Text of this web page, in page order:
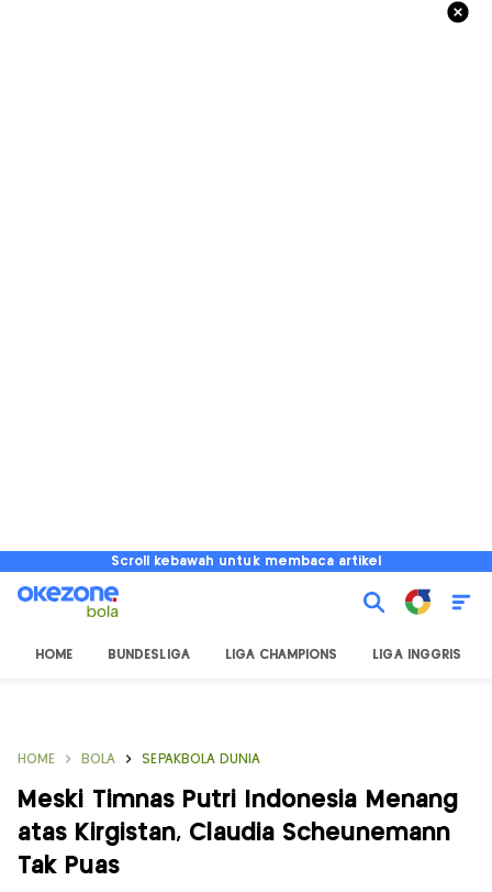
Scroll kebawah untuk membaca artikel
HOME BUNDESLIGA LIGA CHAMPIONS LIGA INGGRIS
HOME BOLA SEPAKBOLA DUNIA
Meski Timnas Putri Indonesia Menang
atas Kirgistan, Claudia Scheunemann
Tak Puas